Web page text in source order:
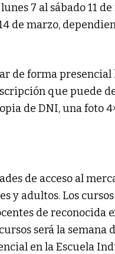
7 al sábado 11
de marzo,
de forma presencial
que puede
de DNI, una foto
de acceso al
y adultos. Los
de reconocida
será la semana
en la Escuela